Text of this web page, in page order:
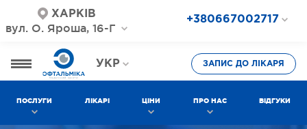
ХАРКІВ
вул. О. Яроша, 16-Г
+380667002717
+380577002717
УКР
РОС
ЗАПИС ДО ЛІКАРЯ
ПОСЛУГИ ЛІКАРІ ЦІНИ ПРО НАС ВІДГУКИ